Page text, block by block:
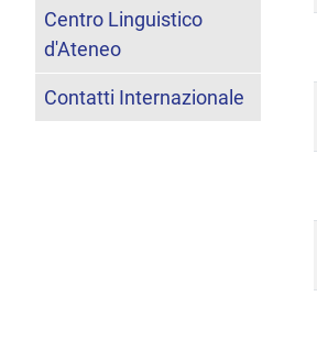
Centro Linguistico
d'Ateneo
Contatti Internazionale